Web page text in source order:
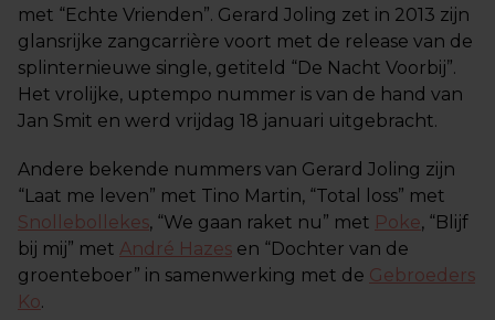
met “Echte Vrienden”. Gerard Joling zet in 2013 zijn
glansrijke zangcarrière voort met de release van de
splinternieuwe single, getiteld “De Nacht Voorbij”.
Het vrolijke, uptempo nummer is van de hand van
Jan Smit en werd vrijdag 18 januari uitgebracht.
Andere bekende nummers van Gerard Joling zijn
“Laat me leven” met Tino Martin, “Total loss” met
Snollebollekes, “We gaan raket nu” met Poke, “Blijf
bij mij” met André Hazes en “Dochter van de
groenteboer” in samenwerking met de Gebroeders
Ko.